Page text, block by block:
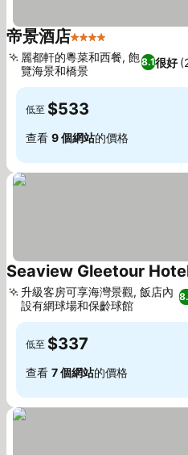
帝景酒店4 星級
8.1很好
麗都軒的粵菜和西餐, 飽
覽海景和橋景
低至 $533
查看 9 個網站的價格
Seaview Gleetour
升級客房可享海灣景觀, 飯店內
設有網球場和保齡球館
低至 $337
查看 7 個網站的價格